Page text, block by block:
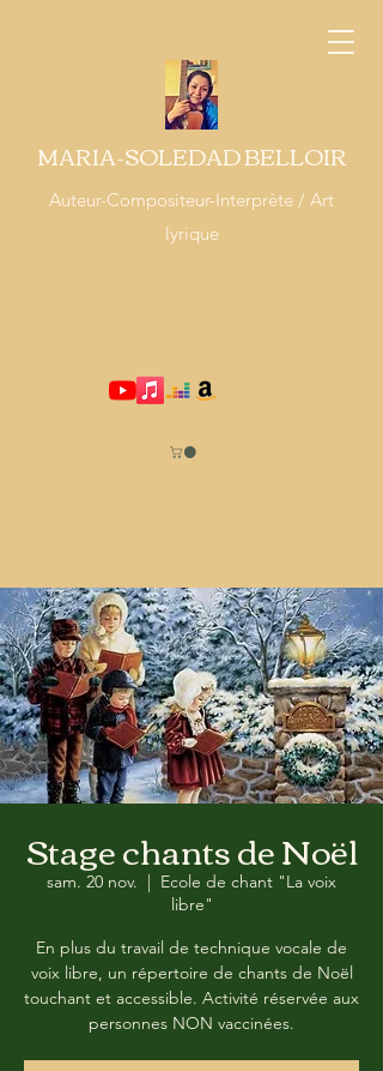
MARIA-SOLEDAD BELLOIR
Auteur-Compositeur-Interprète / Art
lyrique
Stage chants de Noël
sam. 20 nov.
  |
Ecole de chant "La voix
libre"
En plus du travail de technique vocale de
voix libre, un répertoire de chants de Noël
touchant et accessible. Activité réservée aux
personnes NON vaccinées.